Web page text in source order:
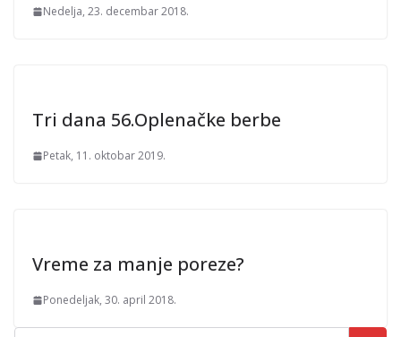
Nedelja, 23. decembar 2018.
Tri dana 56.Oplenačke berbe
Petak, 11. oktobar 2019.
Vreme za manje poreze?
Ponedeljak, 30. april 2018.